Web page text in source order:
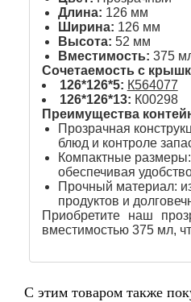
Длина: 126 мм
Ширина: 126 мм
Высота: 52 мм
Вместимость: 375
Сочетаемость с
126*126*5: К564077
126*126*13: К00298
Преимущества
Прозрачная
блюд и контроле
Компактные
обеспечивая
Прочный материал:
продуктов и
Приобретите наш
вместимостью 375 мл,
С этим товаром также